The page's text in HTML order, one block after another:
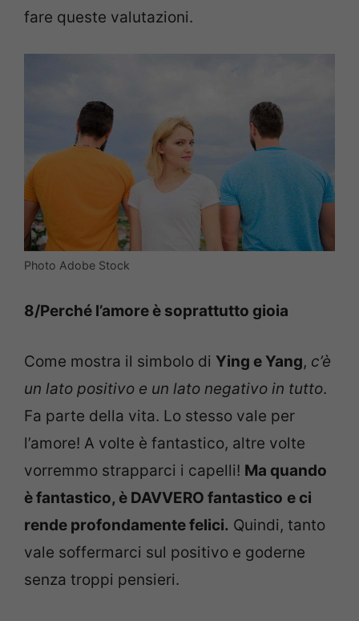
fare queste valutazioni.
Photo Adobe Stock
8/Perché l’amore è soprattutto gioia
Come mostra il simbolo di Ying e Yang, c’è
un lato positivo e un lato negativo in tutto.
Fa parte della vita. Lo stesso vale per
l’amore! A volte è fantastico, altre volte
vorremmo strapparci i capelli! Ma quando
è fantastico, è DAVVERO fantastico e ci
rende profondamente felici. Quindi, tanto
vale soffermarci sul positivo e goderne
senza troppi pensieri.